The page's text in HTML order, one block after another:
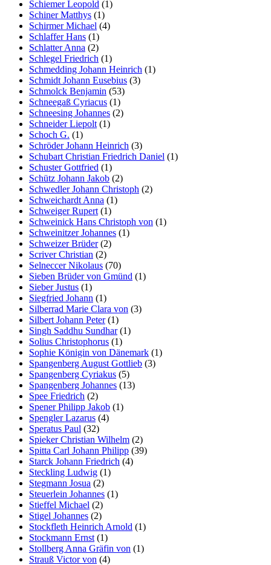
Schiemer Leopold (1)
Schiner Matthys (1)
Schirmer Michael (4)
Schlaffer Hans (1)
Schlatter Anna (2)
Schlegel Friedrich (1)
Schmedding Johann Heinrich (1)
Schmidt Johann Eusebius (3)
Schmolck Benjamin (53)
Schneegaß Cyriacus (1)
Schneesing Johannes (2)
Schneider Liepolt (1)
Schoch G. (1)
Schröder Johann Heinrich (3)
Schubart Christian Friedrich Daniel (1)
Schuster Gottfried (1)
Schütz Johann Jakob (2)
Schwedler Johann Christoph (2)
Schweichardt Anna (1)
Schweiger Rupert (1)
Schweinick Hans Christoph von (1)
Schweinitzer Johannes (1)
Schweizer Brüder(2)
Scriver Christian (2)
Selneccer Nikolaus (70)
Sieben Brüder von Gmünd (1)
Sieber Justus (1)
Siegfried Johann (1)
Silberrad Marie Clara von (3)
Silbert Johann Peter(1)
Singh Saddhu Sundhar(1)
Solius Christophorus (1)
Sophie Königin von Dänemark (1)
Spangenberg August Gottlieb (3)
Spangenberg Cyriakus (5)
Spangenberg Johannes (13)
Spee Friedrich (2)
Spener Philipp Jakob (1)
Spengler Lazarus (4)
Speratus Paul (32)
Spieker Christian Wilhelm (2)
Spitta Carl Johann Philipp (39)
Starck Johann Friedrich (4)
Steckling Ludwig (1)
Stegmann Josua (2)
Steuerlein Johannes (1)
Stieffel Michael (2)
Stigel Johannes (2)
Stockfleth Heinrich Arnold (1)
Stockmann Ernst (1)
Stollberg Anna Gräfin von (1)
Strauß Victor von (4)